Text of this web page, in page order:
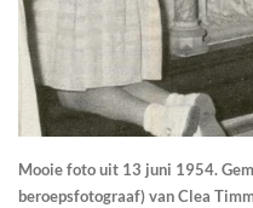
Mooie foto uit 13 juni 1954.
beroepsfotograaf) van Clea